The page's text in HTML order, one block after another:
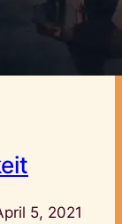
5, 2021